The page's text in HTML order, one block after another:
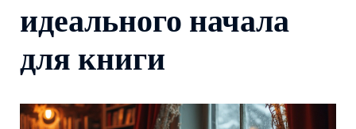
идеального начала
для книги